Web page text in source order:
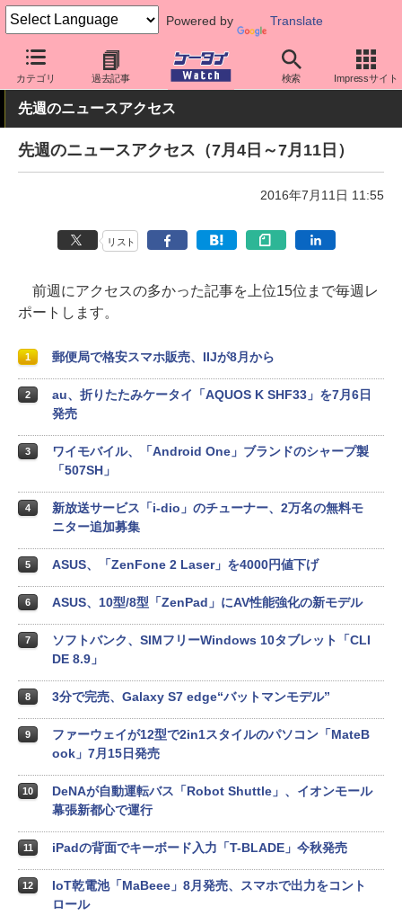
Powered by Translate
カテゴリ 過去記事 検索 Impressサイト
ケータイ Watch 業界動向 調査
先週のニュースアクセス
先週のニュースアクセス（7月4日～7月11日）
2016年7月11日 11:55
リスト
前週にアクセスの多かった記事を上位15位まで毎週レ
ポートします。
1 郵便局で格安スマホ販売、IIJが8月から
2
au、折りたたみケータイ「AQUOS K SHF33」を7月6日
発売
3
ワイモバイル、「Android One」ブランドのシャープ製
「507SH」
4
新放送サービス「i-dio」のチューナー、2万名の無料モ
ニター追加募集
5 ASUS、「ZenFone 2 Laser」を4000円値下げ
6 ASUS、10型/8型「ZenPad」にAV性能強化の新モデル
7
ソフトバンク、SIMフリーWindows 10タブレット「CLI
DE 8.9」
8 3分で完売、Galaxy S7 edge“バットマンモデル”
9
ファーウェイが12型で2in1スタイルのパソコン「MateB
ook」7月15日発売
10
DeNAが自動運転バス「Robot Shuttle」、イオンモール
幕張新都心で運行
11 iPadの背面でキーボード入力「T-BLADE」今秋発売
12
IoT乾電池「MaBeee」8月発売、スマホで出力をコント
ロール